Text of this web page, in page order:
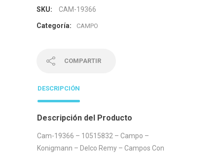
SKU: CAM-19366
Categoría: CAMPO
COMPARTIR
DESCRIPCIÓN
Descripción del Producto
Cam-19366 – 10515832 – Campo –
Konigmann – Delco Remy – Campos Con